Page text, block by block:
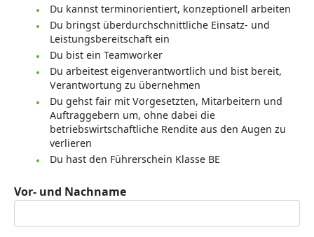
Du kannst terminorientiert, konzeptionell arbeiten
Du bringst überdurchschnittliche Einsatz- und
Leistungsbereitschaft ein
Du bist ein Teamworker
Du arbeitest eigenverantwortlich und bist bereit,
Verantwortung zu übernehmen
Du gehst fair mit Vorgesetzten, Mitarbeitern und
Auftraggebern um, ohne dabei die
betriebswirtschaftliche Rendite aus den Augen zu
verlieren
Du hast den Führerschein Klasse BE
Vor- und Nachname